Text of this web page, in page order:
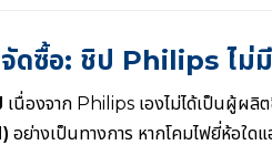
ดซื้อ: ชิป Philips ไม่
เนื่องจาก Philips เองไม่ได้เป็นผู้ผ
อย่างเป็นทางการ หากโคมไฟยี่ห้อใ